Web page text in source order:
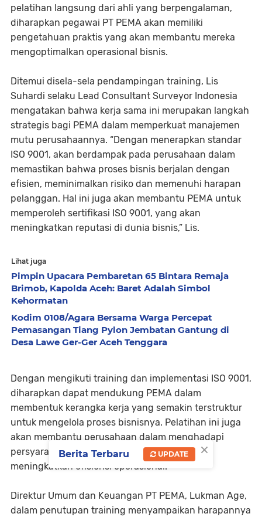
pelatihan langsung dari ahli yang berpengalaman,
diharapkan pegawai PT PEMA akan memiliki
pengetahuan praktis yang akan membantu mereka
mengoptimalkan operasional bisnis.
Ditemui disela-sela pendampingan training, Lis
Suhardi selaku Lead Consultant Surveyor Indonesia
mengatakan bahwa kerja sama ini merupakan langkah
strategis bagi PEMA dalam memperkuat manajemen
mutu perusahaannya. “Dengan menerapkan standar
ISO 9001, akan berdampak pada perusahaan dalam
memastikan bahwa proses bisnis berjalan dengan
efisien, meminimalkan risiko dan memenuhi harapan
pelanggan. Hal ini juga akan membantu PEMA untuk
memperoleh sertifikasi ISO 9001, yang akan
meningkatkan reputasi di dunia bisnis,” Lis.
Lihat juga
Pimpin Upacara Pembaretan 65 Bintara Remaja
Brimob, Kapolda Aceh: Baret Adalah Simbol
Kehormatan
Kodim 0108/Agara Bersama Warga Percepat
Pemasangan Tiang Pylon Jembatan Gantung di
Desa Lawe Ger-Ger Aceh Tenggara
Dengan mengikuti training dan implementasi ISO 9001,
diharapkan dapat mendukung PEMA dalam
membentuk kerangka kerja yang semakin terstruktur
untuk mengelola proses bisnisnya. Pelatihan ini juga
akan membantu perusahaan dalam menghadapi
persyaratan bisnis yang semakin ketat dan
meningkatkan efisiensi operasional.
Direktur Umum dan Keuangan PT PEMA, Lukman Age,
dalam penutupan training menyampaikan harapannya
×
Berita Terbaru UPDATE